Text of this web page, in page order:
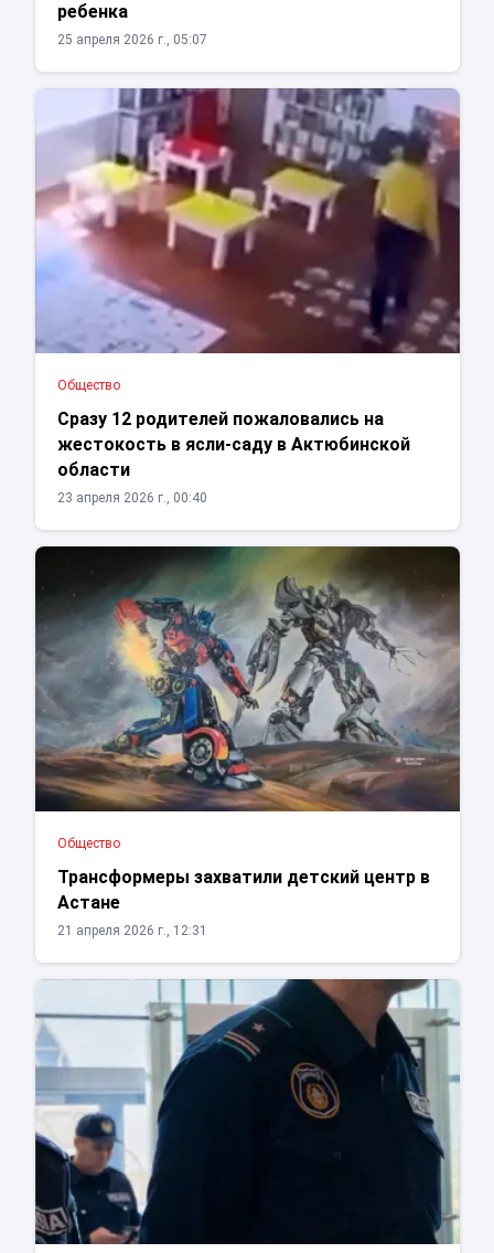
ребенка
25 апреля 2026 г., 05:07
Общество
Сразу 12 родителей пожаловались на
жестокость в ясли-саду в Актюбинской
области
23 апреля 2026 г., 00:40
Общество
Трансформеры захватили детский центр в
Астане
21 апреля 2026 г., 12:31